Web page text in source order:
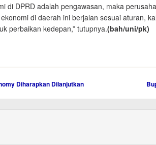
di DPRD adalah pengawasan, maka
di daerah ini berjalan sesuai aturan,
perbaikan kedepan,” tutupnya.(bah/uni/pk)
Diharapkan Dilanjutkan